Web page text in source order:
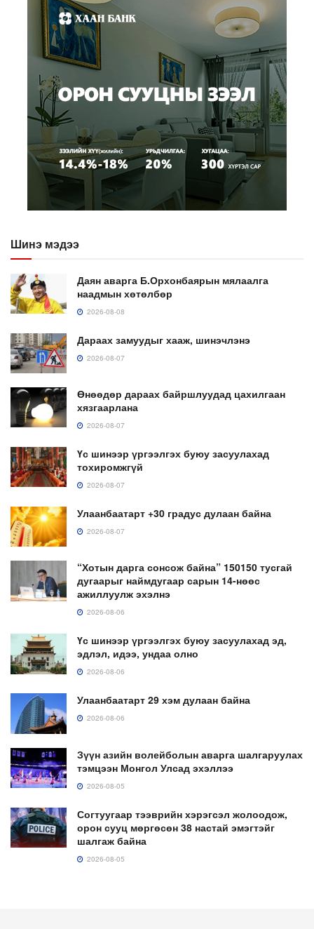
Шинэ мэдээ
Даян аварга Б.Орхонбаярын мялаалга
наадмын хөтөлбөр
2026-08-08
Дараах замуудыг хааж, шинэчлэнэ
2026-08-07
Өнөөдөр дараах байршлуудад цахилгаан
хязгаарлана
2026-08-07
Үс шинээр үргээлгэх буюу засуулахад
тохиромжгүй
2026-08-07
Улаанбаатарт +30 градус дулаан байна
2026-08-07
“Хотын дарга сонсож байна” 150150 тусгай
дугаарыг наймдугаар сарын 14-нөөс
ажиллуулж эхэлнэ
2026-08-06
Үс шинээр үргээлгэх буюу засуулахад эд,
эдлэл, идээ, ундаа олно
2026-08-06
Улаанбаатарт 29 хэм дулаан байна
2026-08-06
Зүүн азийн волейболын аварга шалгаруулах
тэмцээн Монгол Улсад эхэллээ
2026-08-05
Согтуугаар тээврийн хэрэгсэл жолоодож,
орон сууц мөргөсөн 38 настай эмэгтэйг
шалгаж байна
2026-08-05